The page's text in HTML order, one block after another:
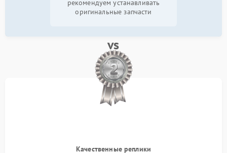
рекомендуем устанавливать
оригинальные запчасти
vs
Качественные реплики